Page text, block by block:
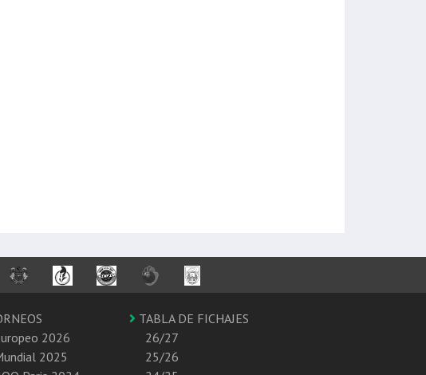
2026
2025
TABLA DE FICHAJES
26/27
25/26